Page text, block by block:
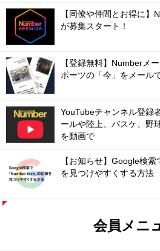
【同僚や仲間とお得に】
が募集スタート！
【登録無料】Numberメ
ポーツの「今」をメール
YouTubeチャンネル登録
ールや陸上、バスケ、野
を動画で
【お知らせ】Google検
を見つけやすくする方法
会員メニ